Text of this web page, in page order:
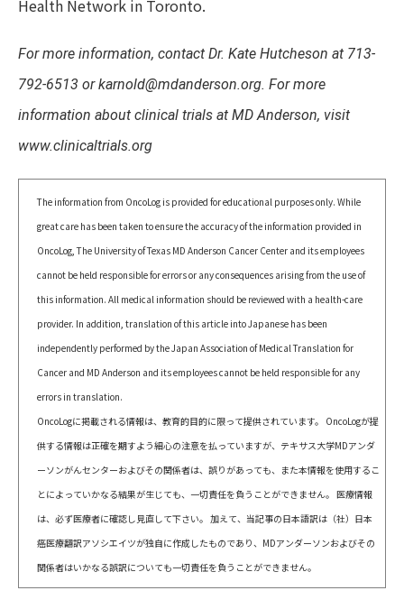
Health Network in Toronto.
For more information, contact Dr. Kate Hutcheson at 713-
792-6513 or karnold@mdanderson.org. For more
information about clinical trials at MD Anderson, visit
www.clinicaltrials.org
The information from OncoLog is provided for educational purposes only. While
great care has been taken to ensure the accuracy of the information provided in
OncoLog, The University of Texas MD Anderson Cancer Center and its employees
cannot be held responsible for errors or any consequences arising from the use of
this information. All medical information should be reviewed with a health-care
provider. In addition, translation of this article into Japanese has been
independently performed by the Japan Association of Medical Translation for
Cancer and MD Anderson and its employees cannot be held responsible for any
errors in translation.
OncoLogに掲載される情報は、教育的目的に限って提供されています。 OncoLogが提
供する情報は正確を期すよう細心の注意を払っていますが、テキサス大学MDアンダ
ーソンがんセンターおよびその関係者は、誤りがあっても、また本情報を使用するこ
とによっていかなる結果が生じても、一切責任を負うことができません。 医療情報
は、必ず医療者に確認し見直して下さい。 加えて、当記事の日本語訳は（社）日本
癌医療翻訳アソシエイツが独自に作成したものであり、MDアンダーソンおよびその
関係者はいかなる誤訳についても一切責任を負うことができません。